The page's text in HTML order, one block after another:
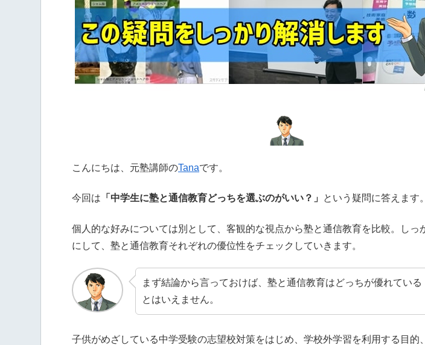
こんにちは、元塾講師のTanaです。
今回は 「中学生に塾と通信教育どっちを選ぶのがいい？」 という疑問に答えます。
個人的な好みについては別として、客観的な視点から塾と通信教育を比較。しっ
にして、塾と通信教育それぞれの優位性をチェックしていきます。
まず結論から言っておけば、塾と通信教育はどっちが優れている
とはいえません。
子供がめざしている中学受験の志望校対策をはじめ、学校外学習を利用する目的